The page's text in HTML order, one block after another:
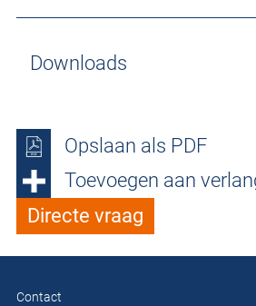
Downloads
Opslaan als PDF
Toevoegen aan
Directe vraag
Contact